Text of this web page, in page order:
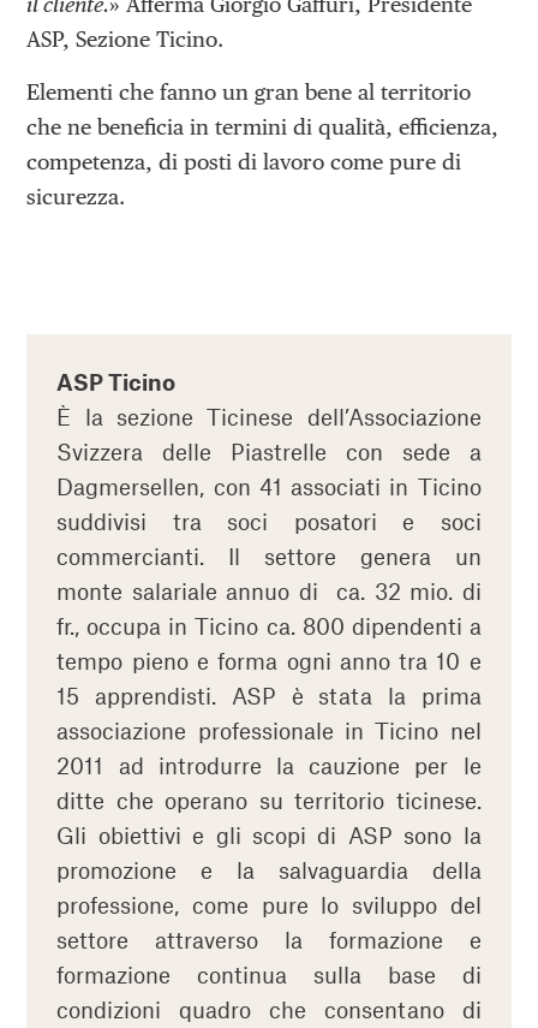
ASP, Sezione Ticino.
Elementi che fanno un gran bene al territorio
che ne beneficia in termini di qualità, efficienza,
competenza, di posti di lavoro come pure di
sicurezza.
ASP Ticino
È la sezione Ticinese dell’Associazione
Svizzera delle Piastrelle con sede a
Dagmersellen, con 41 associati in Ticino
suddivisi tra soci posatori e soci
commercianti. Il settore genera un
monte salariale annuo di ca. 32 mio. di
fr., occupa in Ticino ca. 800 dipendenti a
tempo pieno e forma ogni anno tra 10 e
15 apprendisti. ASP è stata la prima
associazione professionale in Ticino nel
2011 ad introdurre la cauzione per le
ditte che operano su territorio ticinese.
Gli obiettivi e gli scopi di ASP sono la
promozione e la salvaguardia della
professione, come pure lo sviluppo del
settore attraverso la formazione e
formazione continua sulla base di
condizioni quadro che consentano di